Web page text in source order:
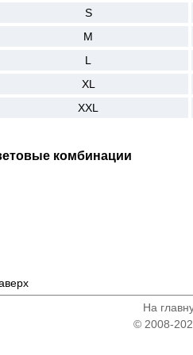
S
M
L
XL
XXL
комбинации
На
© 2008-